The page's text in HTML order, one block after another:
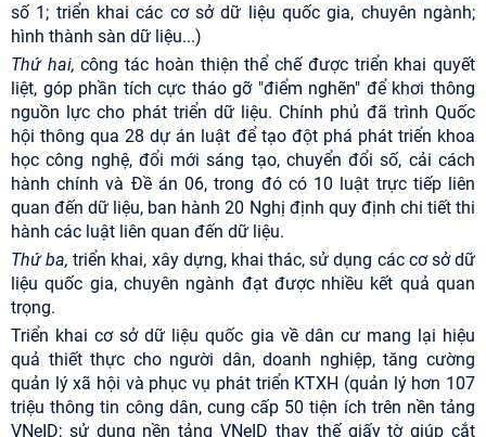
số 1; triển khai các cơ sở dữ liệu quốc gia, chuyên ngành;
hình thành sàn dữ liệu...)
Thứ hai,công tác hoàn thiện thể chế được triển khai quyết
liệt, góp phần tích cực tháo gỡ "điểm nghẽn" để khơi thông
nguồn lực cho phát triển dữ liệu. Chính phủ đã trình Quốc
hội thông qua 28 dự án luật để tạo đột phá phát triển khoa
học công nghệ, đổi mới sáng tạo, chuyển đổi số, cải cách
hành chính và Đề án 06, trong đó có 10 luật trực tiếp liên
quan đến dữ liệu, ban hành 20 Nghị định quy định chi tiết thi
hành các luật liên quan đến dữ liệu.
Thứ ba,triển khai, xây dựng, khai thác, sử dụng các cơ sở dữ
liệu quốc gia, chuyên ngành đạt được nhiều kết quả quan
trọng.
Triển khai cơ sở dữ liệu quốc gia về dân cư mang lại hiệu
quả thiết thực cho người dân, doanh nghiệp, tăng cường
quản lý xã hội và phục vụ phát triển KTXH (quản lý hơn 107
triệu thông tin công dân, cung cấp 50 tiện ích trên nền tảng
VNeID; sử dụng nền tảng VNeID thay thế giấy tờ giúp cắt